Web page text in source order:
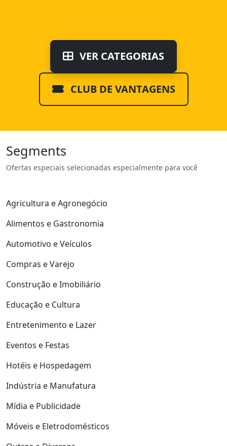
VER CATEGORIAS
CLUB DE VANTAGENS
Segments
Ofertas especiais selecionadas especialmente para você
Agricultura e Agronegócio
Alimentos e Gastronomia
Automotivo e Veículos
Compras e Varejo
Construção e Imobiliário
Educação e Cultura
Entretenimento e Lazer
Eventos e Festas
Hotéis e Hospedagem
Indústria e Manufatura
Mídia e Publicidade
Móveis e Eletrodomésticos